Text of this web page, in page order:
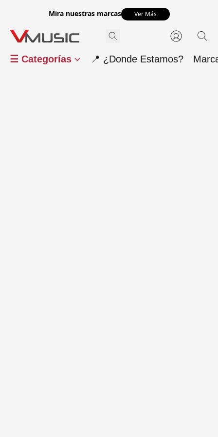
Mira nuestras marcas Ver Más
☰ Categorías 📍 ¿Donde Estamos?